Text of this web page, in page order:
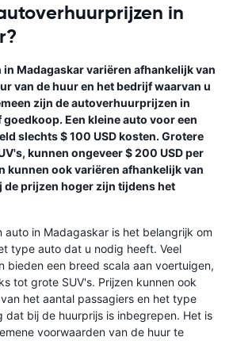
in
Madagaskar variëren afhankelijk van
van de huur en het bedrijf waarvan u
zijn de autoverhuurprijzen in
Een kleine auto voor een
slechts $ 100 USD kosten. Grotere
kunnen ongeveer $ 200 USD per
kunnen ook variëren afhankelijk van
de prijzen hoger zijn tijdens het
auto in Madagaskar is het belangrijk om
type auto dat u nodig heeft. Veel
bieden een breed scala aan voertuigen,
tot grote SUV's. Prijzen kunnen ook
het aantal passagiers en het type
dat bij de huurprijs is inbegrepen. Het is
voorwaarden van de huur te